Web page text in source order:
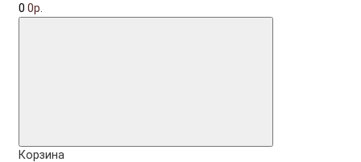
0 0р.
Корзина